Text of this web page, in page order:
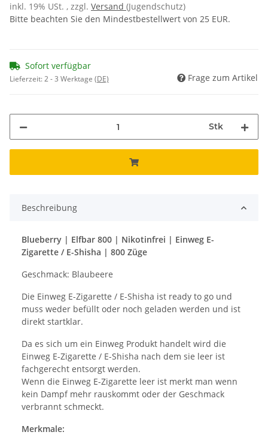
inkl. 19% USt. , zzgl. Versand (Jugendschutz)
Bitte beachten Sie den Mindestbestellwert von 25 EUR.
Sofort verfügbar
Lieferzeit:2 - 3 Werktage (DE) Frage zum Artikel
Stk
Beschreibung
Blueberry | Elfbar 800 | Nikotinfrei | Einweg E-
Zigarette / E-Shisha | 800 Züge
Geschmack: Blaubeere
Die Einweg E-Zigarette / E-Shisha ist ready to go und
muss weder befüllt oder noch geladen werden und ist
direkt startklar.
Da es sich um ein Einweg Produkt handelt wird die
Einweg E-Zigarette / E-Shisha nach dem sie leer ist
fachgerecht entsorgt werden.
Wenn die Einweg E-Zigarette leer ist merkt man wenn
kein Dampf mehr rauskommt oder der Geschmack
verbrannt schmeckt.
Merkmale: